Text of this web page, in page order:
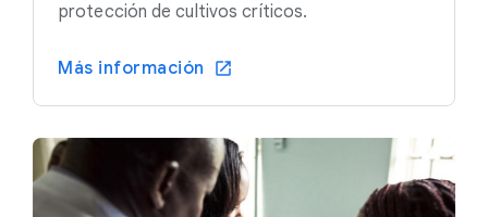
protección de cultivos críticos.
Más información